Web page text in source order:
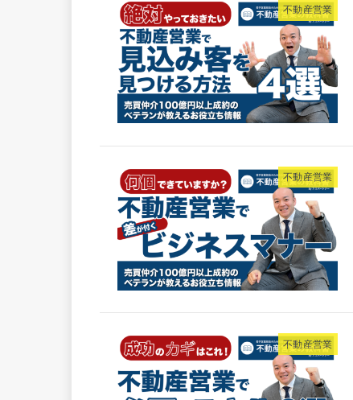
不動産営業
不動産営業
不動産営業